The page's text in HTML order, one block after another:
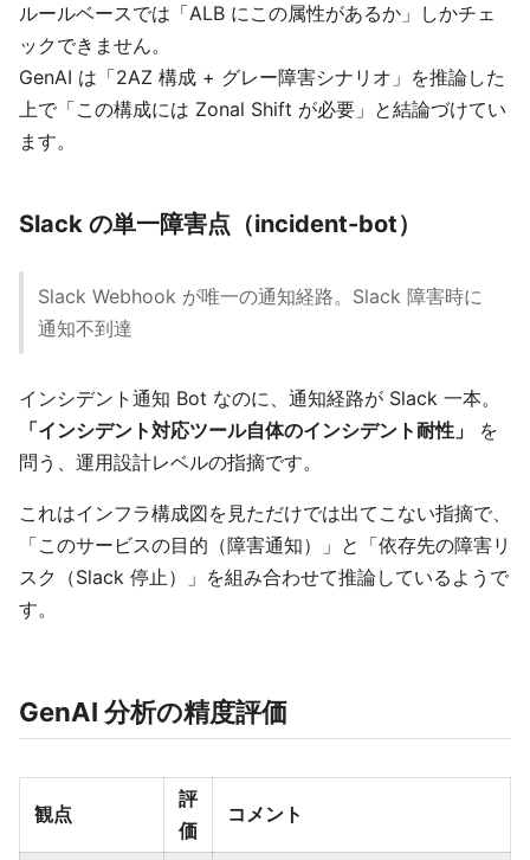
ルールベースでは「ALB にこの属性があるか」しかチェ
ックできません。
GenAI は「2AZ 構成 + グレー障害シナリオ」を推論した
上で「この構成には Zonal Shift が必要」と結論づけてい
ます。
Slack の単一障害点（incident-bot）
Slack Webhook が唯一の通知経路。Slack 障害時に
通知不到達
インシデント通知 Bot なのに、通知経路が Slack 一本。
「インシデント対応ツール自体のインシデント耐性」
を
問う、運用設計レベルの指摘です。
これはインフラ構成図を見ただけでは出てこない指摘で、
「このサービスの目的（障害通知）」と「依存先の障害リ
スク（Slack 停止）」を組み合わせて推論しているようで
す。
GenAI 分析の精度評価
観点
評
価
コメント